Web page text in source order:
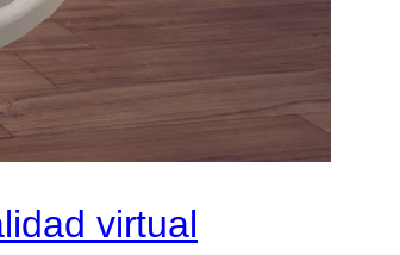
virtual